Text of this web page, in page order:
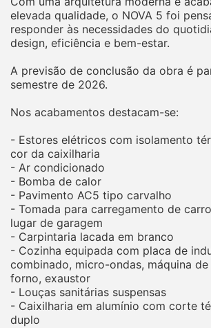
elevada qualidade, o NOVA 5 foi
responder às necessidades do
design, eficiência e bem-estar.
A previsão de conclusão da obra é
semestre de 2026.
Nos acabamentos destacam-se:
- Estores elétricos com isolamento
cor da caixilharia
- Ar condicionado
- Bomba de calor
- Pavimento AC5 tipo carvalho
- Tomada para carregamento de
lugar de garagem
- Carpintaria lacada em branco
- Cozinha equipada com placa de
combinado, micro-ondas, máquina
forno, exaustor
- Louças sanitárias suspensas
- Caixilharia em alumínio com corte
duplo